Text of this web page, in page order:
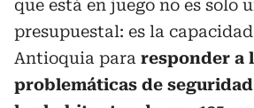
que está en juego no es solo
presupuestal: es la
Antioquia para responder a
problemáticas de